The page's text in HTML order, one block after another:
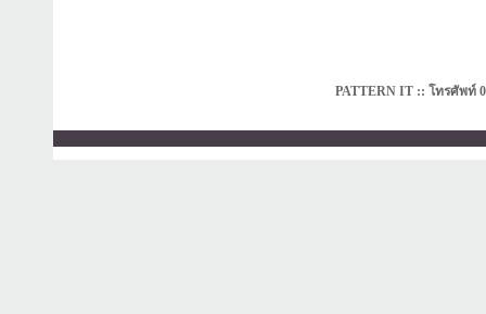
PATTERN IT :: โทรศัพท์